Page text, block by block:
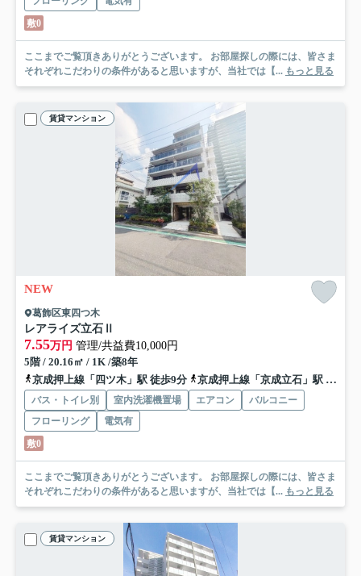
敷0
ここまでご覧頂きありがとうございます。 お部屋探しの際には、皆さま
それぞれこだわりの条件があると思いますが、当社では【... もっと見る
賃貸マンション
NEW
葛飾区東四つ木
レアライズ立石Ⅱ
7.55万円 管理/共益費10,000円
5階 / 20.16㎡ / 1K /築8年
京成押上線「四ツ木」駅 徒歩9分
京成押上線「京成立石」駅 徒歩10分
バス・トイレ別 室内洗濯機置場 エアコン
バルコニー
フローリング
電気有
敷0
ここまでご覧頂きありがとうございます。 お部屋探しの際には、皆さま
それぞれこだわりの条件があると思いますが、当社では【... もっと見る
賃貸マンション